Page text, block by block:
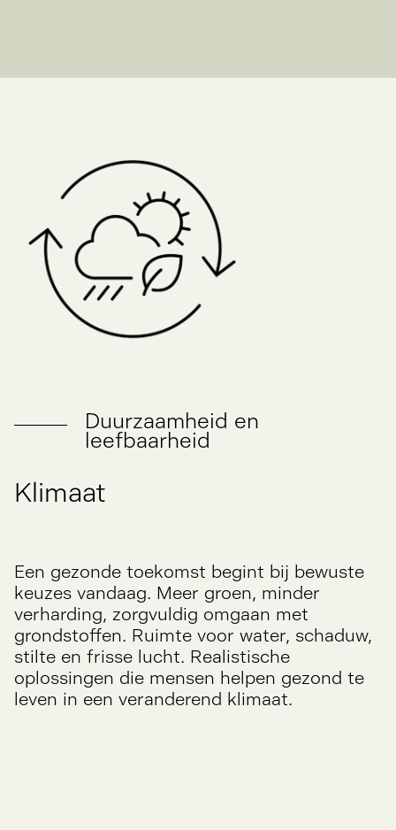
Duurzaamheid en
leefbaarheid
Klimaat
Een gezonde toekomst begint bij bewuste
keuzes vandaag. Meer groen, minder
verharding, zorgvuldig omgaan met
grondstoffen. Ruimte voor water, schaduw,
stilte en frisse lucht. Realistische
oplossingen die mensen helpen gezond te
leven in een veranderend klimaat.